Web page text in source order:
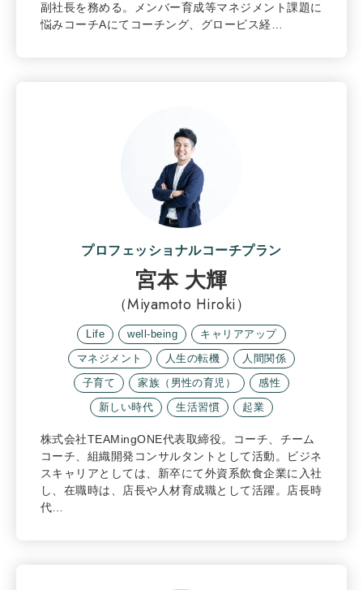
副社長を務める。メンバー育成等マネジメント課題に
悩みコーチAにてコーチング、グロービス経…
プロフェッショナルコーチプラン
宮本 大輝
（Miyamoto Hiroki）
Life well-being
キャリアアップ
マネジメント
人生の転機
人間関係
子育て
家族（男性の育児）
感性
新しい時代
生活習慣 起業
株式会社TEAMingONE代表取締役。コーチ、チーム
コーチ、組織開発コンサルタントとして活動。ビジネ
スキャリアとしては、新卒にて外資系飲食企業に入社
し、在職時は、店長や人材育成職として活躍。店長時
代…